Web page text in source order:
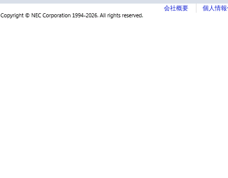
会社概要 個人情